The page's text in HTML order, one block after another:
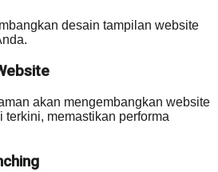
desain tampilan website
akan mengembangkan website
memastikan performa